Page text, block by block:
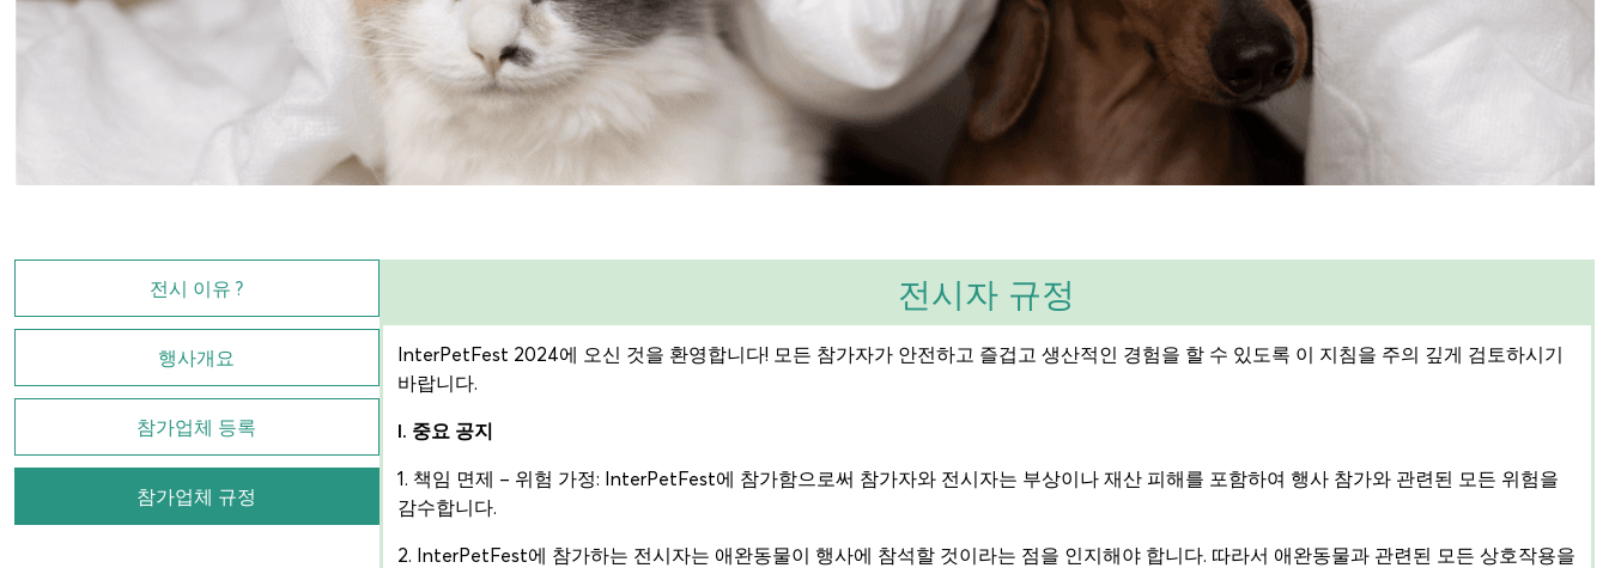
전시 이유 ?
행사개요
참가업체 등록
참가업체 규정
전시자 규정
InterPetFest 2024에 오신 것을 환영합니다! 모든 참가자가 안전하고 즐겁고 생산적인 경험을 할 수 있도록 이 지침을 주의 깊게 검토하시기
바랍니다.
I. 중요 공지
1. 책임 면제 – 위험 가정: InterPetFest에 참가함으로써 참가자와 전시자는 부상이나 재산 피해를 포함하여 행사 참가와 관련된 모든 위험을
감수합니다.
2. InterPetFest에 참가하는 전시자는 애완동물이 행사에 참석할 것이라는 점을 인지해야 합니다. 따라서 애완동물과 관련된 모든 상호작용을